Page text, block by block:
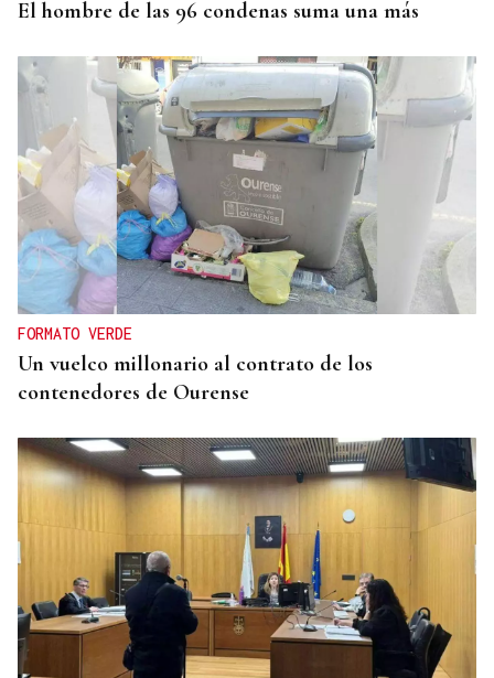
El hombre de las 96 condenas suma una más
FORMATO VERDE
Un vuelco millonario al contrato de los
contenedores de Ourense